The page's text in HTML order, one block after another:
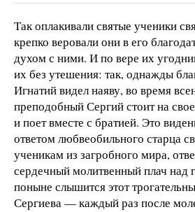
Так оплакивали святые ученики
крепко веровали они в его
духом с ними. И по вере их
их без утешения: так, однажды
Игнатий видел наяву, во время
преподобный Сергий стоит на
и поет вместе с братией. Это
ответом любвеобильного старца
ученикам из загробного мира,
сердечный молитвенный плач
поныне слышится этот
Сергиева — каждый раз после